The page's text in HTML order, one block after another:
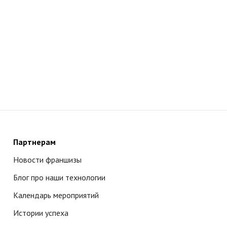
Партнерам
Новости франшизы
Блог про наши технологии
Календарь мероприятий
Истории успеха